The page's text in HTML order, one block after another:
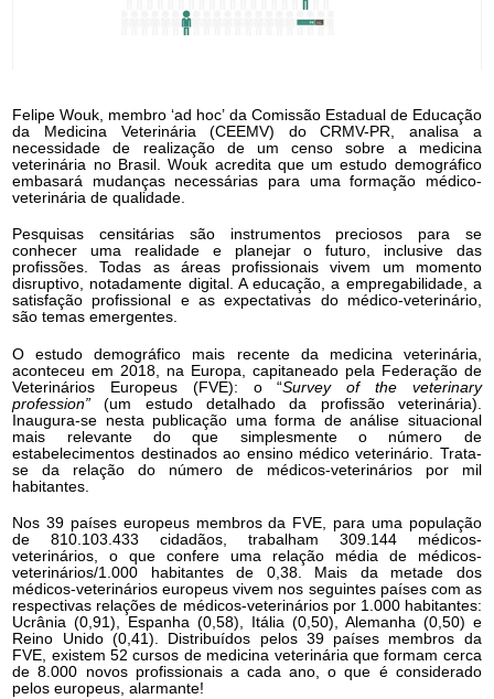
Felipe Wouk, membro ‘ad hoc’ da Comissão Estadual de Educação
da Medicina Veterinária (CEEMV) do CRMV-PR, analisa a
necessidade de realização de um censo sobre a medicina
veterinária no Brasil. Wouk acredita que um estudo demográfico
embasará mudanças necessárias para uma formação médico-
veterinária de qualidade.
Pesquisas censitárias são instrumentos preciosos para se
conhecer uma realidade e planejar o futuro, inclusive das
profissões. Todas as áreas profissionais vivem um momento
disruptivo, notadamente digital. A educação, a empregabilidade, a
satisfação profissional e as expectativas do médico-veterinário,
são temas emergentes.
O estudo demográfico mais recente da medicina veterinária,
aconteceu em 2018, na Europa, capitaneado pela Federação de
Veterinários Europeus (FVE): o “Survey of the veterinary
profession” (um estudo detalhado da profissão veterinária).
Inaugura-se nesta publicação uma forma de análise situacional
mais relevante do que simplesmente o número de
estabelecimentos destinados ao ensino médico veterinário. Trata-
se da relação do número de médicos-veterinários por mil
habitantes.
Nos 39 países europeus membros da FVE, para uma população
de 810.103.433 cidadãos, trabalham 309.144 médicos-
veterinários, o que confere uma relação média de médicos-
veterinários/1.000 habitantes de 0,38. Mais da metade dos
médicos-veterinários europeus vivem nos seguintes países com as
respectivas relações de médicos-veterinários por 1.000 habitantes:
Ucrânia (0,91), Espanha (0,58), Itália (0,50), Alemanha (0,50) e
Reino Unido (0,41). Distribuídos pelos 39 países membros da
FVE, existem 52 cursos de medicina veterinária que formam cerca
de 8.000 novos profissionais a cada ano, o que é considerado
pelos europeus, alarmante!